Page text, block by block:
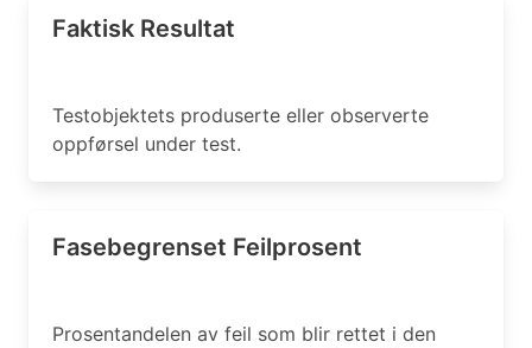
Faktisk Resultat
Testobjektets produserte eller observerte
oppførsel under test.
Fasebegrenset Feilprosent
Prosentandelen av feil som blir rettet i den